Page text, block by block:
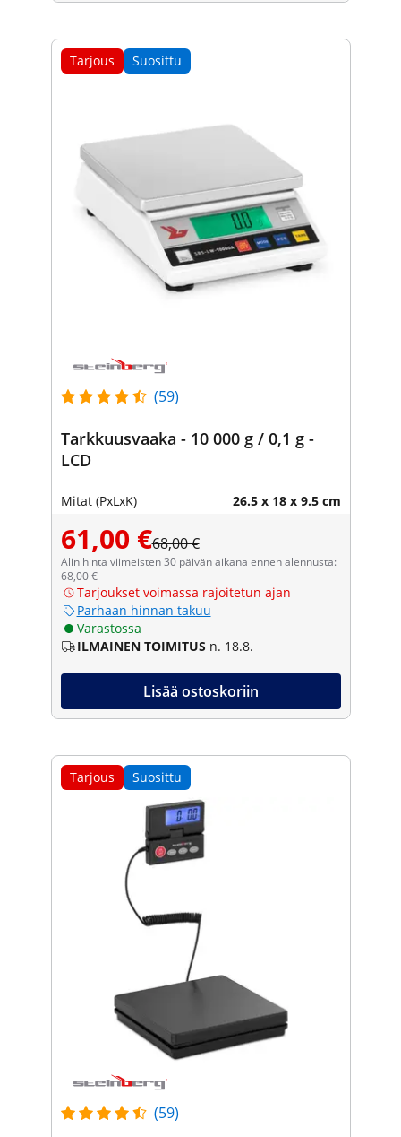
Tarjous Suosittu
(59)
Tarkkuusvaaka - 10 000 g / 0,1 g -
LCD
Mitat (PxLxK) 26.5 x 18 x 9.5 cm
61,00 €68,00 €
Alin hinta viimeisten 30 päivän aikana ennen alennusta:
68,00 €
Tarjoukset voimassa rajoitetun ajan
Parhaan hinnan takuu
Varastossa
ILMAINEN TOIMITUS n. 18.8.
Lisää ostoskoriin
Tarjous Suosittu
(59)